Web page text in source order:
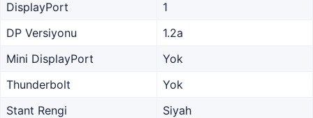
DisplayPort
1
DP Versiyonu
1.2a
Mini DisplayPort
Yok
Thunderbolt
Yok
Stant Rengi
Siyah